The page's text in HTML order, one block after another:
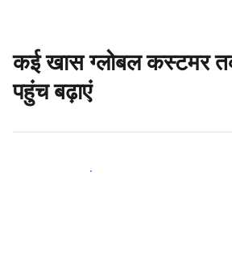
कई खास ग्लोबल कस्टमर
पहुंच बढ़ाएं
आज ही नए मेहमानों तक पहुंचें